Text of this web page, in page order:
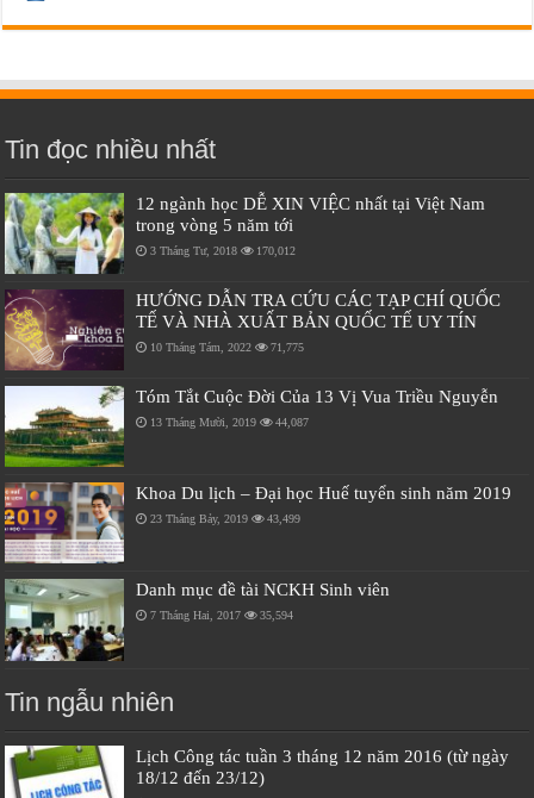
Tin đọc nhiều nhất
12 ngành học DỄ XIN VIỆC nhất tại Việt Nam
trong vòng 5 năm tới
3 Tháng Tư, 2018 170,012
HƯỚNG DẪN TRA CỨU CÁC TẠP CHÍ QUỐC
TẾ VÀ NHÀ XUẤT BẢN QUỐC TẾ UY TÍN
10 Tháng Tám, 2022 71,775
Tóm Tắt Cuộc Đời Của 13 Vị Vua Triều Nguyễn
13 Tháng Mười, 2019 44,087
Khoa Du lịch – Đại học Huế tuyển sinh năm 2019
23 Tháng Bảy, 2019 43,499
Danh mục đề tài NCKH Sinh viên
7 Tháng Hai, 2017 35,594
Tin ngẫu nhiên
Lịch Công tác tuần 3 tháng 12 năm 2016 (từ ngày
18/12 đến 23/12)